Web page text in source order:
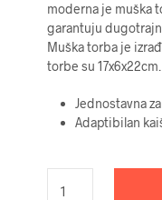
moderna je muška
garantuju
Muška torba je
torbe su 17x6x22cm.
Jednostavna
Adaptibilan